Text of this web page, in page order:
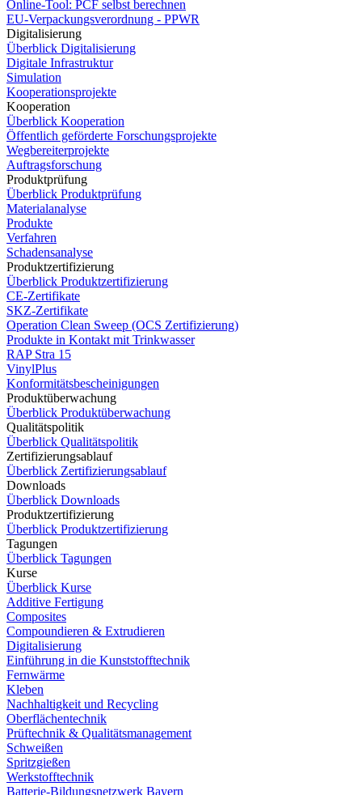
Online-Tool: PCF selbst berechnen
EU-Verpackungsverordnung - PPWR
Digitalisierung
Überblick Digitalisierung
Digitale Infrastruktur
Simulation
Kooperationsprojekte
Kooperation
Überblick Kooperation
Öffentlich geförderte Forschungsprojekte
Wegbereiterprojekte
Auftragsforschung
Produktprüfung
Überblick Produktprüfung
Materialanalyse
Produkte
Verfahren
Schadensanalyse
Produktzertifizierung
Überblick Produktzertifizierung
CE-Zertifikate
SKZ-Zertifikate
Operation Clean Sweep (OCS Zertifizierung)
Produkte in Kontakt mit Trinkwasser
RAP Stra 15
VinylPlus
Konformitätsbescheinigungen
Produktüberwachung
Überblick Produktüberwachung
Qualitätspolitik
Überblick Qualitätspolitik
Zertifizierungsablauf
Überblick Zertifizierungsablauf
Downloads
Überblick Downloads
Produktzertifizierung
Überblick Produktzertifizierung
Tagungen
Überblick Tagungen
Kurse
Überblick Kurse
Additive Fertigung
Composites
Compoundieren & Extrudieren
Digitalisierung
Einführung in die Kunststofftechnik
Fernwärme
Kleben
Nachhaltigkeit und Recycling
Oberflächentechnik
Prüftechnik & Qualitätsmanagement
Schweißen
Spritzgießen
Werkstofftechnik
Batterie-Bildungsnetzwerk Bayern